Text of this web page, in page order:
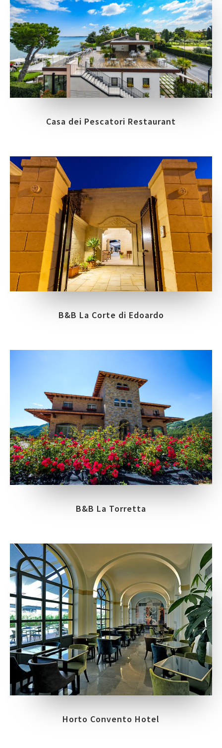
Casa dei Pescatori Restaurant
B&B La Corte di Edoardo
B&B La Torretta
Horto Convento Hotel